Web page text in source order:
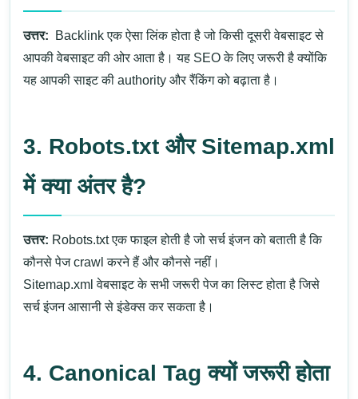
उत्तर:
Backlink एक ऐसा लिंक होता है जो किसी दूसरी वेबसाइट से
आपकी वेबसाइट की ओर आता है। यह SEO के लिए जरूरी है क्योंकि
यह आपकी साइट की authority और रैंकिंग को बढ़ाता है।
3. Robots.txt और Sitemap.xml
में क्या अंतर है?
उत्तर: Robots.txt एक फाइल होती है जो सर्च इंजन को बताती है कि
कौनसे पेज crawl करने हैं और कौनसे नहीं।
Sitemap.xml वेबसाइट के सभी जरूरी पेज का लिस्ट होता है जिसे
सर्च इंजन आसानी से इंडेक्स कर सकता है।
4. Canonical Tag क्यों जरूरी होता